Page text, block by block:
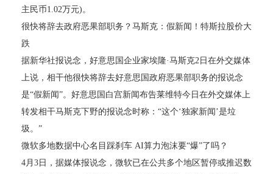
主民币1.02万元)。
很快将辞去政府恶果部职务？马斯克：假新闻！特斯拉股价大
跌
据新华社报说念，好意思国企业家埃隆·马斯克2日在外交媒体
上说，相干他很快将辞去好意思国政府恶果部职务的报说念
是“假新闻”。好意思国白宫新闻布告莱维特今日在外交媒体上
转发相干马斯克下野的报说念时称：“这个‘独家新闻’是垃
圾。”
微软多地数据中心名目踩刹车 AI算力泡沫要“爆”了吗？
4月3日，据媒体报说念，微软已在公共多个地区暂停或推迟数